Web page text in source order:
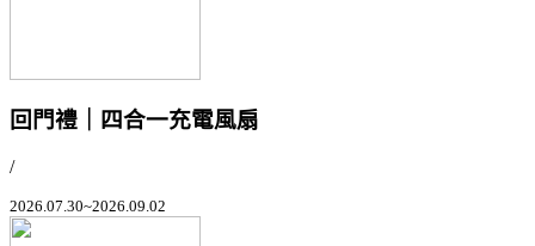
回門禮｜四合一充電風扇
/
2026.07.30~2026.09.02